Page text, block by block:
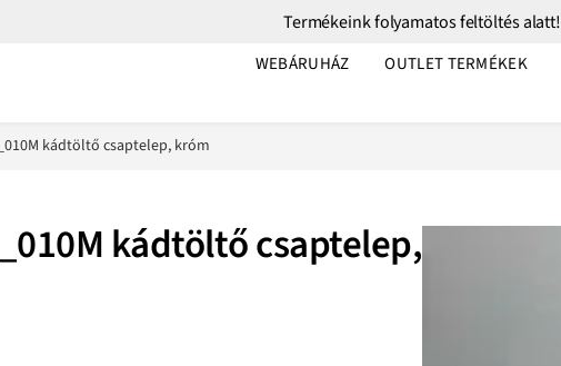
Termékeink folyamatos feltöltés alatt!
WEBÁRUHÁZ OUTLET TERMÉKEK
kádtöltő csaptelep, króm
kádtöltő csaptelep,